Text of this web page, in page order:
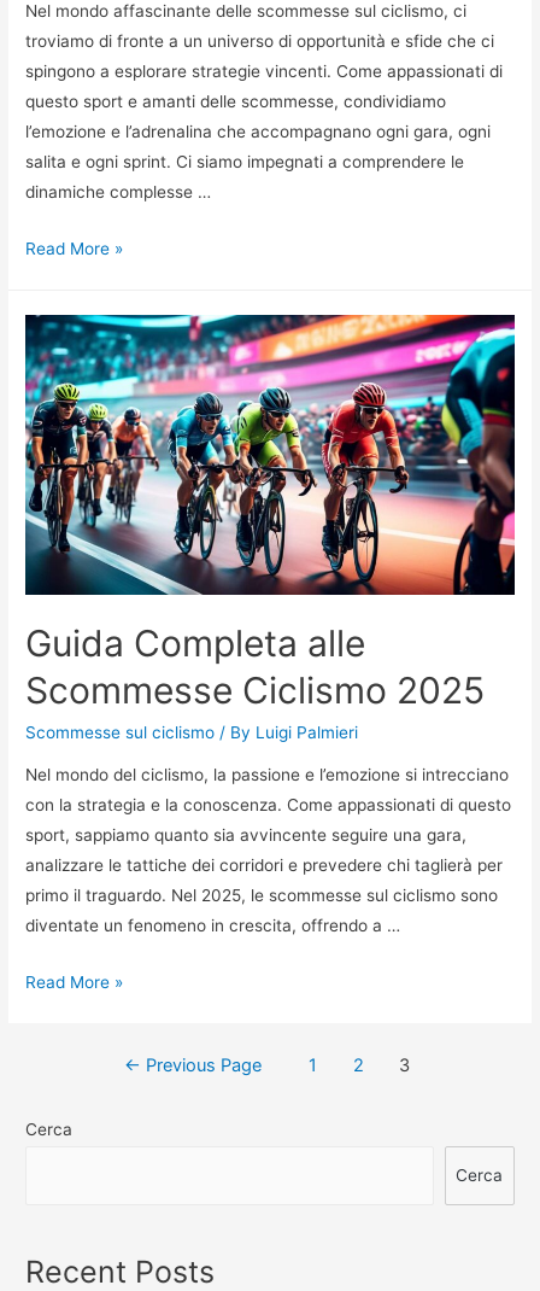
Nel mondo affascinante delle scommesse sul ciclismo, ci
troviamo di fronte a un universo di opportunità e sfide che ci
spingono a esplorare strategie vincenti. Come appassionati di
questo sport e amanti delle scommesse, condividiamo
l’emozione e l’adrenalina che accompagnano ogni gara, ogni
salita e ogni sprint. Ci siamo impegnati a comprendere le
dinamiche complesse …
Strategie
le
scommesse
sul
ciclismo
Read More »
Guida Completa alle
Scommesse Ciclismo 2025
Scommesse sul ciclismo / By Luigi Palmieri
Nel mondo del ciclismo, la passione e l’emozione si intrecciano
con la strategia e la conoscenza. Come appassionati di questo
sport, sappiamo quanto sia avvincente seguire una gara,
analizzare le tattiche dei corridori e prevedere chi taglierà per
primo il traguardo. Nel 2025, le scommesse sul ciclismo sono
diventate un fenomeno in crescita, offrendo a …
Guida
2025
Read More »
Navigazione
← Previous Page 1 2 3
Cerca
Cerca
Recent Posts